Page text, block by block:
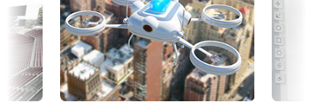
45 MP
規格 横x縦
8192 x 5460 px
フレームレート/ラインレート
38 fps
その他
Frame Rate Calculator - SP-45001-CXP4
CAD file - SP-45001-CXP4-M42
電源周波数： 50/60Hz
動作温度：-10～+50℃
動作湿度：20％～85％（但し結露なきこと）
外形寸法：43(W) ｘ 30(H) ｘ 112（D)mm （突起部除く）
質量：285g/277g ケーブル長：2.0m
出力コネクタB / F（型番）